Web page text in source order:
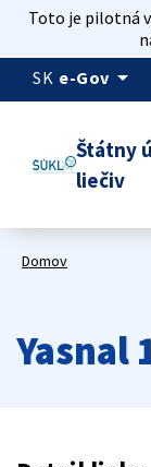
Toto je pilotná
SK e-Gov arrow_drop_down
Štátny
liečiv
Domov
Yasnal